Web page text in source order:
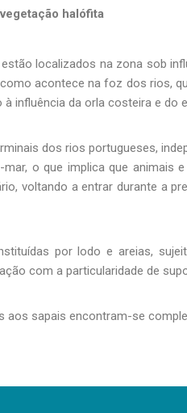
halófita
localizados na zona sob
acontece na foz dos rios,
influência da orla costeira e do
dos rios portugueses,
o que implica que animais
voltando a entrar durante a
por lodo e areias,
com a particularidade de
aos sapais encontram-se